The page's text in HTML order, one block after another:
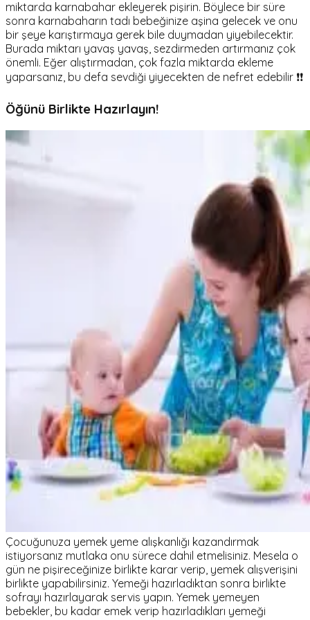
miktarda karnabahar ekleyerek pişirin. Böylece bir süre
sonra karnabaharın tadı bebeğinize aşina gelecek ve onu
bir şeye karıştırmaya gerek bile duymadan yiyebilecektir.
Burada miktarı yavaş yavaş, sezdirmeden artırmanız çok
önemli. Eğer alıştırmadan, çok fazla miktarda ekleme
yaparsanız, bu defa sevdiği yiyecekten de nefret edebilir ❗❗
Öğünü Birlikte Hazırlayın!
Çocuğunuza yemek yeme alışkanlığı kazandırmak
istiyorsanız mutlaka onu sürece dahil etmelisiniz. Mesela o
gün ne pişireceğinize birlikte karar verip, yemek alışverişini
birlikte yapabilirsiniz. Yemeği hazırladıktan sonra birlikte
sofrayı hazırlayarak servis yapın. Yemek yemeyen
bebekler, bu kadar emek verip hazırladıkları yemeği